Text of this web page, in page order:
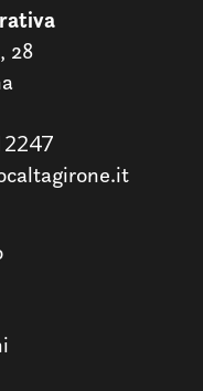
28